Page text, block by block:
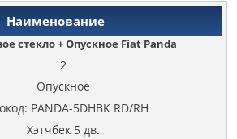
стекло + Опускное Fiat Panda
2
Опускное
PANDA-5DHBK RD/RH
Хэтчбек 5 дв.